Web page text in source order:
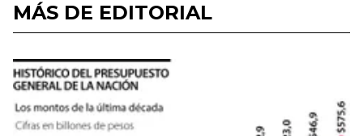
MÁS DE EDITORIAL